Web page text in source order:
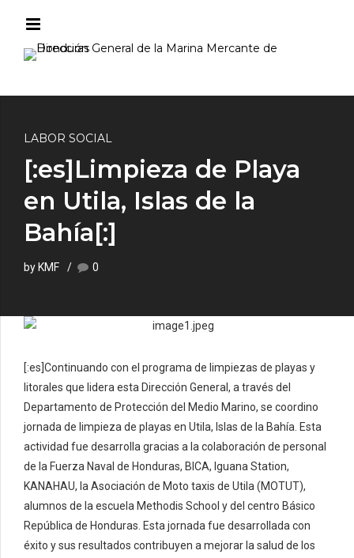
LABOR SOCIAL
[:es]Limpieza de Playa
en Utila, Islas de la
Bahía[:]
by KMF 0
[:es]Continuando con el programa de limpiezas de playas y
litorales que lidera esta Dirección General, a través del
Departamento de Protección del Medio Marino, se coordino
jornada de limpieza de playas en Utila, Islas de la Bahía. Esta
actividad fue desarrolla gracias a la colaboración de personal
de la Fuerza Naval de Honduras, BICA, Iguana Station,
KANAHAU, la Asociación de Moto taxis de Utila (MOTUT),
alumnos de la escuela Methodis School y del centro Básico
República de Honduras. Esta jornada fue desarrollada con
éxito y sus resultados contribuyen a mejorar la salud de los